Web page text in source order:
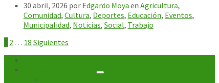
30 abril, 2026 por Edgardo Moya en Agricultura,
Comunidad, Cultura, Deportes, Educación, Eventos,
Municipalidad, Noticias, Social, Trabajo
Paginación
de
entradas
1 2 … 18 Siguientes